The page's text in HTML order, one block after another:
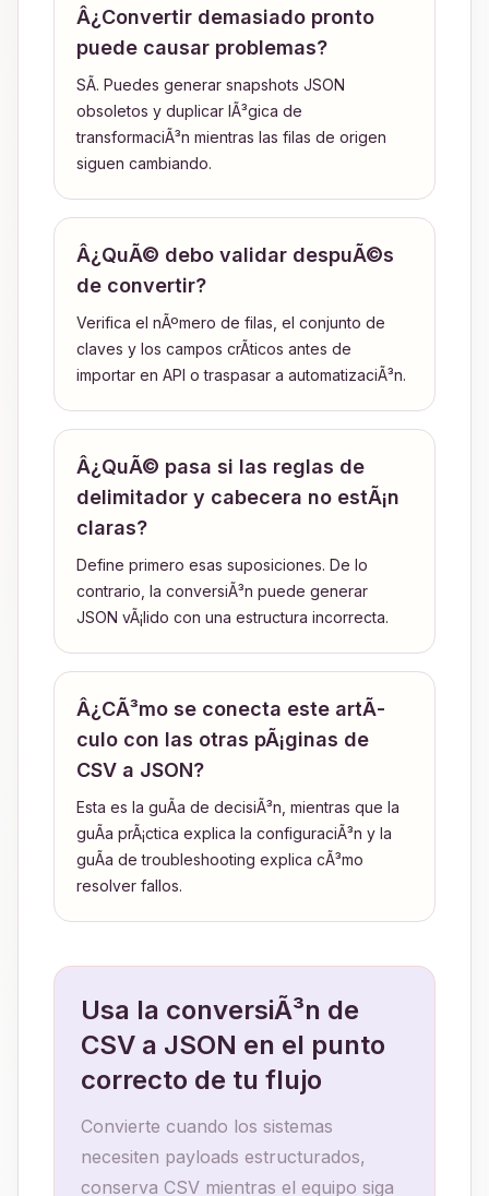
Â¿Convertir demasiado pronto
puede causar problemas?
SÃ­. Puedes generar snapshots JSON
obsoletos y duplicar lÃ³gica de
transformaciÃ³n mientras las filas de origen
siguen cambiando.
Â¿QuÃ© debo validar despuÃ©s
de convertir?
Verifica el nÃºmero de filas, el conjunto de
claves y los campos crÃ­ticos antes de
importar en API o traspasar a automatizaciÃ³n.
Â¿QuÃ© pasa si las reglas de
delimitador y cabecera no estÃ¡n
claras?
Define primero esas suposiciones. De lo
contrario, la conversiÃ³n puede generar
JSON vÃ¡lido con una estructura incorrecta.
Â¿CÃ³mo se conecta este artÃ­
culo con las otras pÃ¡ginas de
CSV a JSON?
Esta es la guÃ­a de decisiÃ³n, mientras que la
guÃ­a prÃ¡ctica explica la configuraciÃ³n y la
guÃ­a de troubleshooting explica cÃ³mo
resolver fallos.
Usa la conversiÃ³n de
CSV a JSON en el punto
correcto de tu flujo
Convierte cuando los sistemas
necesiten payloads estructurados,
conserva CSV mientras el equipo siga